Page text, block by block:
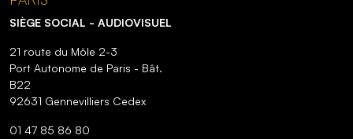
SIÈGE SOCIAL - AUDIOVISUEL
21 route du Môle 2-3
Port Autonome de Paris - Bât.
B22
92631 Gennevilliers Cedex
01 47 85 86 80